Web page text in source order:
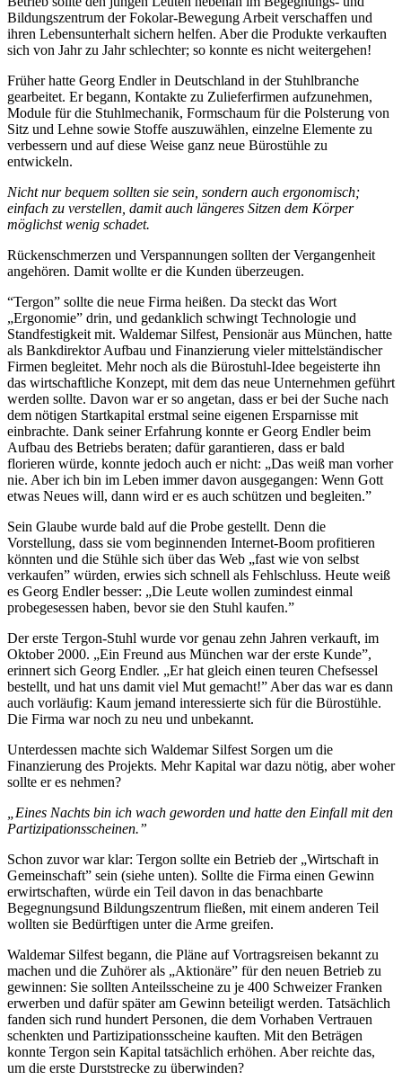
Bildungszentrum der Fokolar-Bewegung Arbeit verschaffen und
ihren Lebensunterhalt sichern helfen. Aber die Produkte verkauften
sich von Jahr zu Jahr schlechter; so konnte es nicht weitergehen!
Früher hatte Georg Endler in Deutschland in der Stuhlbranche
gearbeitet. Er begann, Kontakte zu Zulieferfirmen aufzunehmen,
Module für die Stuhlmechanik, Formschaum für die Polsterung von
Sitz und Lehne sowie Stoffe auszuwählen, einzelne Elemente zu
verbessern und auf diese Weise ganz neue Bürostühle zu
entwickeln.
Nicht nur bequem sollten sie sein, sondern auch ergonomisch;
einfach zu verstellen, damit auch längeres Sitzen dem Körper
möglichst wenig schadet.
Rückenschmerzen und Verspannungen sollten der Vergangenheit
angehören. Damit wollte er die Kunden überzeugen.
“Tergon” sollte die neue Firma heißen. Da steckt das Wort
„Ergonomie” drin, und gedanklich schwingt Technologie und
Standfestigkeit mit. Waldemar Silfest, Pensionär aus München, hatte
als Bankdirektor Aufbau und Finanzierung vieler mittelständischer
Firmen begleitet. Mehr noch als die Bürostuhl-Idee begeisterte ihn
das wirtschaftliche Konzept, mit dem das neue Unternehmen geführt
werden sollte. Davon war er so angetan, dass er bei der Suche nach
dem nötigen Startkapital erstmal seine eigenen Ersparnisse mit
einbrachte. Dank seiner Erfahrung konnte er Georg Endler beim
Aufbau des Betriebs beraten; dafür garantieren, dass er bald
florieren würde, konnte jedoch auch er nicht: „Das weiß man vorher
nie. Aber ich bin im Leben immer davon ausgegangen: Wenn Gott
etwas Neues will, dann wird er es auch schützen und begleiten.”
Sein Glaube wurde bald auf die Probe gestellt. Denn die
Vorstellung, dass sie vom beginnenden Internet-Boom profitieren
könnten und die Stühle sich über das Web „fast wie von selbst
verkaufen” würden, erwies sich schnell als Fehlschluss. Heute weiß
es Georg Endler besser: „Die Leute wollen zumindest einmal
probegesessen haben, bevor sie den Stuhl kaufen.”
Der erste Tergon-Stuhl wurde vor genau zehn Jahren verkauft, im
Oktober 2000. „Ein Freund aus München war der erste Kunde”,
erinnert sich Georg Endler. „Er hat gleich einen teuren Chefsessel
bestellt, und hat uns damit viel Mut gemacht!” Aber das war es dann
auch vorläufig: Kaum jemand interessierte sich für die Bürostühle.
Die Firma war noch zu neu und unbekannt.
Unterdessen machte sich Waldemar Silfest Sorgen um die
Finanzierung des Projekts. Mehr Kapital war dazu nötig, aber woher
sollte er es nehmen?
„Eines Nachts bin ich wach geworden und hatte den Einfall mit den
Partizipationsscheinen.”
Schon zuvor war klar: Tergon sollte ein Betrieb der „Wirtschaft in
Gemeinschaft” sein (siehe unten). Sollte die Firma einen Gewinn
erwirtschaften, würde ein Teil davon in das benachbarte
Begegnungsund Bildungszentrum fließen, mit einem anderen Teil
wollten sie Bedürftigen unter die Arme greifen.
Waldemar Silfest begann, die Pläne auf Vortragsreisen bekannt zu
machen und die Zuhörer als „Aktionäre” für den neuen Betrieb zu
gewinnen: Sie sollten Anteilsscheine zu je 400 Schweizer Franken
erwerben und dafür später am Gewinn beteiligt werden. Tatsächlich
fanden sich rund hundert Personen, die dem Vorhaben Vertrauen
schenkten und Partizipationsscheine kauften. Mit den Beträgen
konnte Tergon sein Kapital tatsächlich erhöhen. Aber reichte das,
um die erste Durststrecke zu überwinden?